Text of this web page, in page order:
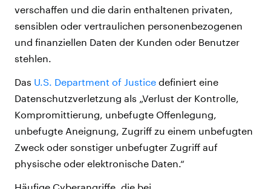
verschaffen und die darin enthaltenen privaten,
sensiblen oder vertraulichen personenbezogenen
und finanziellen Daten der Kunden oder Benutzer
stehlen.
Das U.S. Department of Justice definiert eine
Datenschutzverletzung als „Verlust der Kontrolle,
Kompromittierung, unbefugte Offenlegung,
unbefugte Aneignung, Zugriff zu einem unbefugten
Zweck oder sonstiger unbefugter Zugriff auf
physische oder elektronische Daten.“